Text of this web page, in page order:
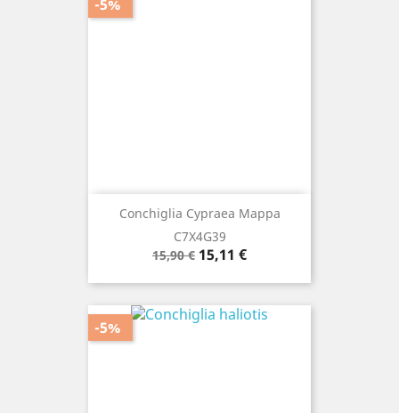
Conchiglia Cypraea Mappa
C7X4G39
Prezzo
15,90 € Prezzo
15,11 €
-5%
-5%